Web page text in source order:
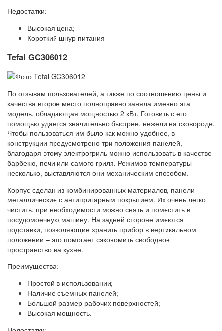
Недостатки:
Высокая цена;
Короткий шнур питания
Tefal GC306012
По отзывам пользователей, а также по соотношению цены и
качества второе место полноправно заняла именно эта
модель, обладающая мощностью 2 кВт. Готовить с его
помощью удается значительно быстрее, нежели на сковороде.
Чтобы пользоваться им было как можно удобнее, в
конструкции предусмотрено три положения панелей,
благодаря этому электрогриль можно использовать в качестве
барбекю, печи или самого гриля. Режимов температуры
несколько, выставляются они механическим способом.
Корпус сделан из комбинированных материалов, панели
металлические с антипригарным покрытием. Их очень легко
чистить, при необходимости можно снять и поместить в
посудомоечную машину. На задней стороне имеются
подставки, позволяющие хранить прибор в вертикальном
положении – это помогает сэкономить свободное
пространство на кухне.
Преимущества:
Простой в использовании;
Наличие съемных панелей;
Большой размер рабочих поверхностей;
Высокая мощность.